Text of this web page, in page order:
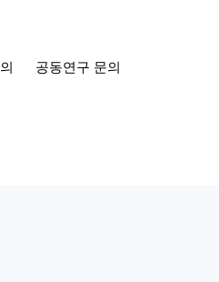
공동연구 문의